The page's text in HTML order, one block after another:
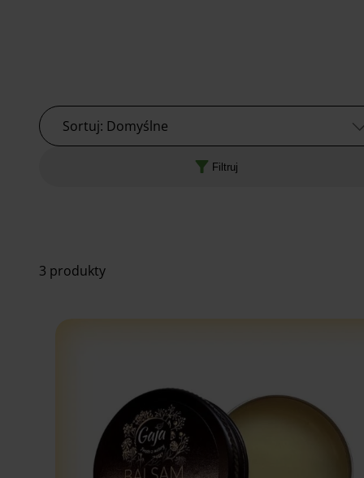
Sortuj: Domyślne
Filtruj
3 produkty